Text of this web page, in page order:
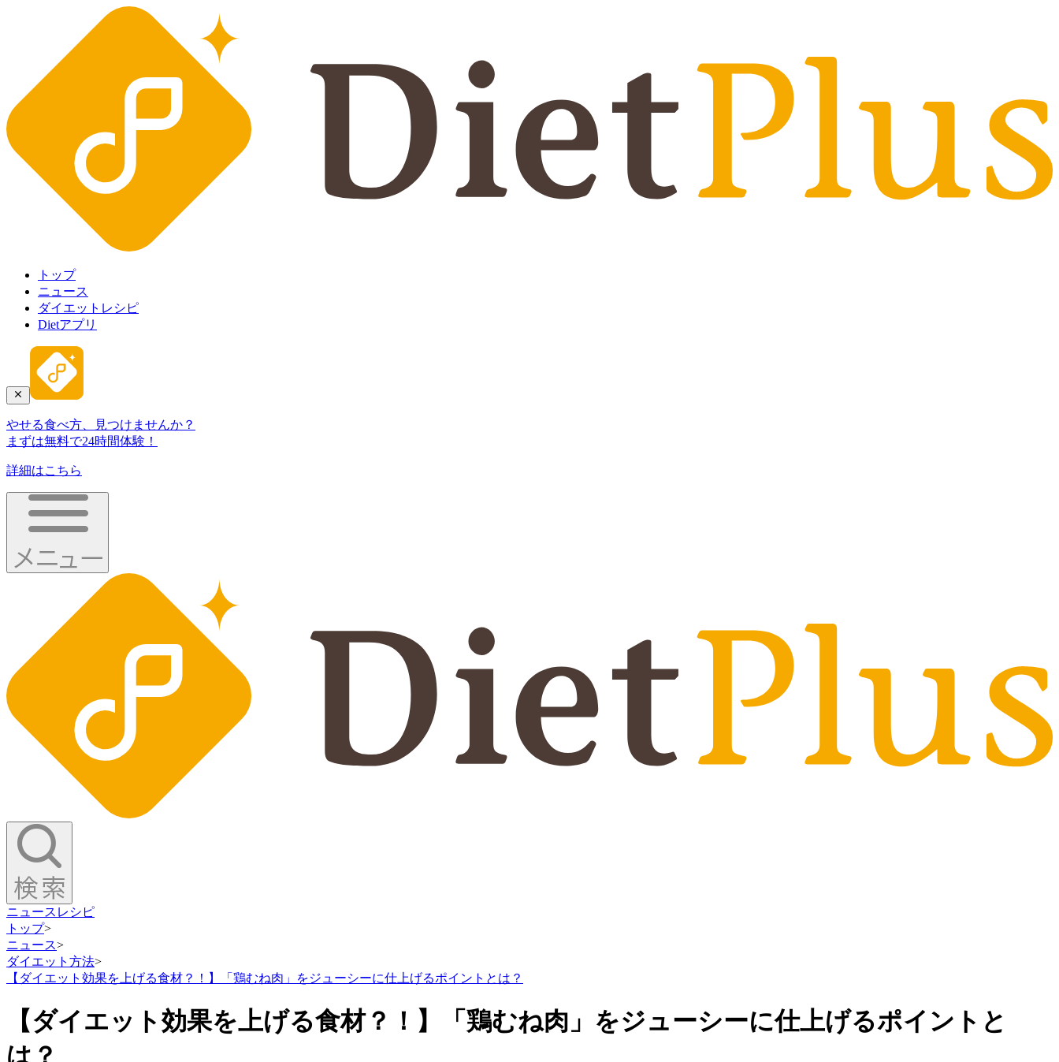
トップ
ニュース
ダイエットレシピ
Dietアプリ
やせる食べ方、見つけませんか？
まずは無料で24時間体験！
詳細はこちら
ニュース レシピ
トップ>
ニュース>
ダイエット方法>
【ダイエット効果を上げる食材？！】「鶏むね肉」をジューシーに仕上げるポイントとは？
【ダイエット効果を上げる食材？！】「鶏むね肉」をジューシーに仕上げるポイントと
は？